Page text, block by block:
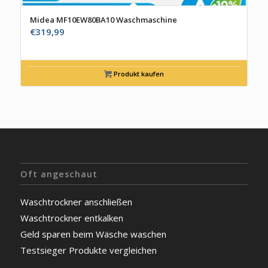
Midea MF10EW80BA10 Waschmaschine
€319,99
Produkt kaufen
Oft angeschaut
Waschtrockner anschließen
Waschtrockner entkalken
Geld sparen beim Wäsche waschen
Testsieger Produkte vergleichen